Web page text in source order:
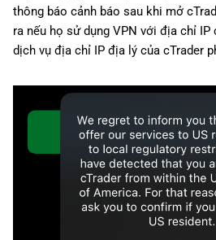
thông báo cảnh báo sau khi mở
ra nếu họ sử dụng VPN với địa chỉ IP
dịch vụ địa chỉ IP địa lý của cTrader